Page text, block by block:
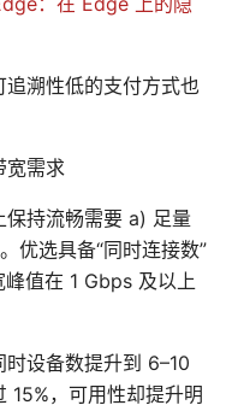
溯性低的支付方式也
宽需求
保持流畅需要 a) 足量
优选具备“同时连接数”
值在 1 Gbps 及以上
设备数提升到 6–10
15%，可用性却提升明